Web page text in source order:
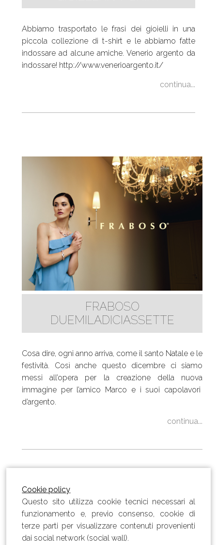
Abbiamo trasportato le frasi dei gioielli in una
piccola collezione di t-shirt e le abbiamo fatte
indossare ad alcune amiche. Venerio argento da
indossare! http://www.venerioargento.it/
continua...
FRABOSO
DUEMILADICIASSETTE
Cosa dire, ogni anno arriva, come il santo Natale e le
festività. Così anche questo dicembre ci siamo
messi all’opera per la creazione della nuova
immagine per l’amico Marco e i suoi capolavori
d’argento.
continua...
Articoli precedenti
Cookie policy
Questo sito utilizza cookie tecnici necessari al
funzionamento e, previo consenso, cookie di
terze parti per visualizzare contenuti provenienti
dai social network (social wall).